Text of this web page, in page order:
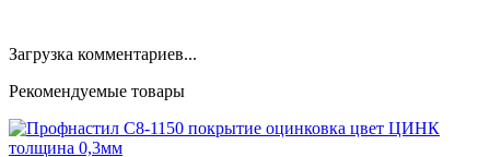
Загрузка комментариев...
Рекомендуемые товары